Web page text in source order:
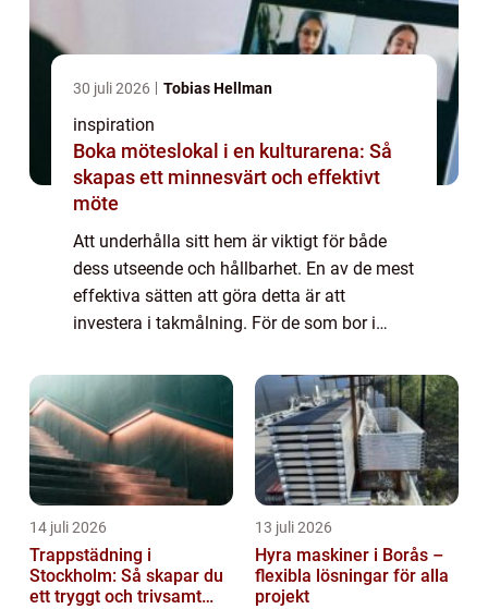
30 juli 2026 Tobias Hellman
inspiration
Boka möteslokal i en kulturarena: Så
skapas ett minnesvärt och effektivt
möte
Att underhålla sitt hem är viktigt för både
dess utseende och hållbarhet. En av de mest
effektiva sätten att göra detta är att
investera i takmålning. För de som bor i
14 juli 2026
Trappstädning i
Stockholm: Så skapar du
ett tryggt och trivsamt
13 juli 2026
Hyra maskiner i Borås –
flexibla lösningar för alla
projekt